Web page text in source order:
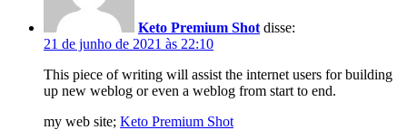
Keto Premium Shot disse:
21 de junho de 2021 às 22:10
This piece of writing will assist the internet users for building
up new weblog or even a weblog from start to end.
my web site; Keto Premium Shot